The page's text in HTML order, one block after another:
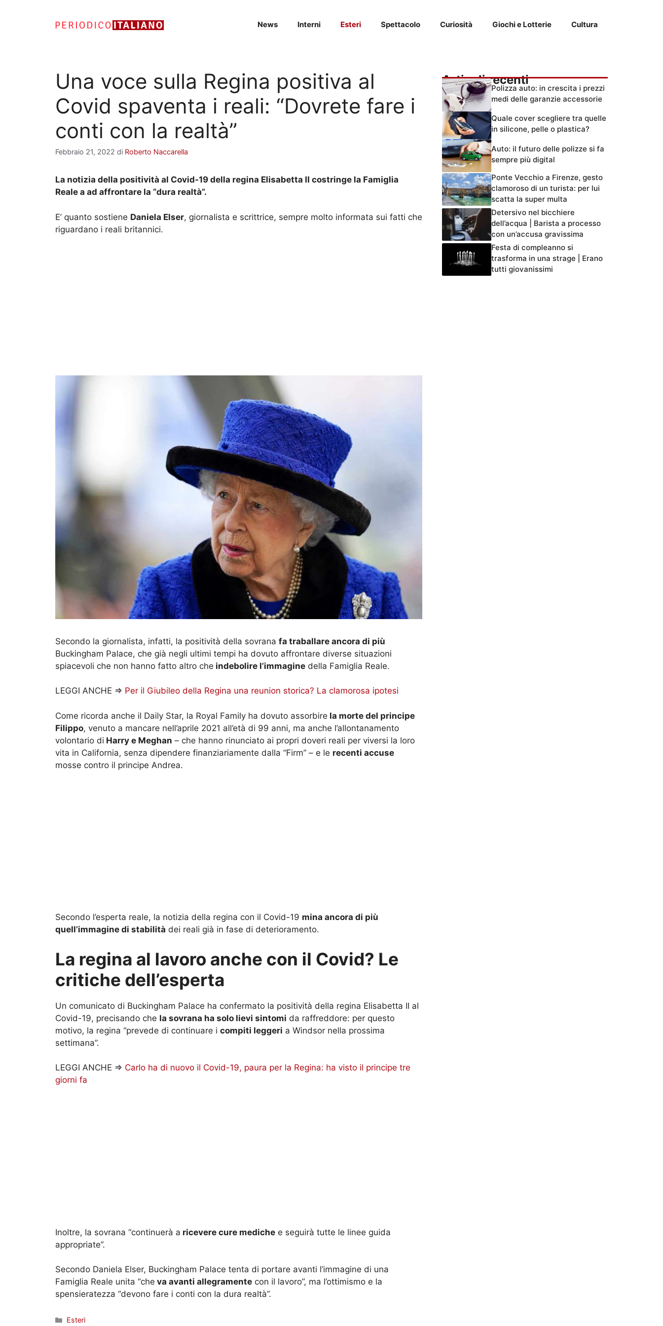
News Interni Esteri Spettacolo Curiosità Giochi e Lotterie Cultura
Una voce sulla Regina positiva al
Covid spaventa i reali: “Dovrete fare i
conti con la realtà”
Febbraio 21, 2022 di Roberto Naccarella
La notizia della positività al Covid-19 della regina Elisabetta II costringe la Famiglia
Reale a ad affrontare la “dura realtà”.
E’ quanto sostiene Daniela Elser, giornalista e scrittrice, sempre molto informata sui fatti che
riguardano i reali britannici.
Secondo la giornalista, infatti, la positività della sovrana fa traballare ancora di più
Buckingham Palace, che già negli ultimi tempi ha dovuto affrontare diverse situazioni
spiacevoli che non hanno fatto altro che indebolire l’immagine della Famiglia Reale.
LEGGI ANCHE => Per il Giubileo della Regina una reunion storica? La clamorosa ipotesi
Come ricorda anche il Daily Star, la Royal Family ha dovuto assorbire la morte del principe
Filippo, venuto a mancare nell’aprile 2021 all’età di 99 anni, ma anche l’allontanamento
volontario di Harry e Meghan – che hanno rinunciato ai propri doveri reali per viversi la loro
vita in California, senza dipendere finanziariamente dalla “Firm” – e le recenti accuse
mosse contro il principe Andrea.
Secondo l’esperta reale, la notizia della regina con il Covid-19 mina ancora di più
quell’immagine di stabilità dei reali già in fase di deterioramento.
La regina al lavoro anche con il Covid? Le
critiche dell’esperta
Un comunicato di Buckingham Palace ha confermato la positività della regina Elisabetta II al
Covid-19, precisando che la sovrana ha solo lievi sintomi da raffreddore: per questo
motivo, la regina “prevede di continuare i compiti leggeri a Windsor nella prossima
settimana”.
LEGGI ANCHE => Carlo ha di nuovo il Covid-19, paura per la Regina: ha visto il principe tre
giorni fa
Inoltre, la sovrana “continuerà a ricevere cure mediche e seguirà tutte le linee guida
appropriate”.
Secondo Daniela Elser, Buckingham Palace tenta di portare avanti l’immagine di una
Famiglia Reale unita “che va avanti allegramente con il lavoro”, ma l’ottimismo e la
spensieratezza “devono fare i conti con la dura realtà”.
Categorie
Esteri
Articoli recenti
Polizza auto: in crescita i prezzi
medi delle garanzie accessorie
Quale cover scegliere tra quelle
in silicone, pelle o plastica?
Auto: il futuro delle polizze si fa
sempre più digital
Ponte Vecchio a Firenze, gesto
clamoroso di un turista: per lui
scatta la super multa
Detersivo nel bicchiere
dell’acqua | Barista a processo
con un’accusa gravissima
Festa di compleanno si
trasforma in una strage | Erano
tutti giovanissimi